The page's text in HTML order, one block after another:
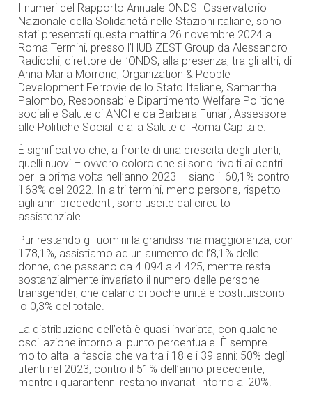
I numeri del Rapporto Annuale ONDS- Osservatorio
Nazionale della Solidarietà nelle Stazioni italiane, sono
stati presentati questa mattina 26 novembre 2024 a
Roma Termini, presso l’HUB ZEST Group da Alessandro
Radicchi, direttore dell’ONDS, alla presenza, tra gli altri, di
Anna Maria Morrone, Organization & People
Development Ferrovie dello Stato Italiane, Samantha
Palombo, Responsabile Dipartimento Welfare Politiche
sociali e Salute di ANCI e da Barbara Funari, Assessore
alle Politiche Sociali e alla Salute di Roma Capitale.
È significativo che, a fronte di una crescita degli utenti,
quelli nuovi – ovvero coloro che si sono rivolti ai centri
per la prima volta nell’anno 2023 – siano il 60,1% contro
il 63% del 2022. In altri termini, meno persone, rispetto
agli anni precedenti, sono uscite dal circuito
assistenziale.
Pur restando gli uomini la grandissima maggioranza, con
il 78,1%, assistiamo ad un aumento dell’8,1% delle
donne, che passano da 4.094 a 4.425, mentre resta
sostanzialmente invariato il numero delle persone
transgender, che calano di poche unità e costituiscono
lo 0,3% del totale.
La distribuzione dell’età è quasi invariata, con qualche
oscillazione intorno al punto percentuale. È sempre
molto alta la fascia che va tra i 18 e i 39 anni: 50% degli
utenti nel 2023, contro il 51% dell’anno precedente,
mentre i quarantenni restano invariati intorno al 20%.